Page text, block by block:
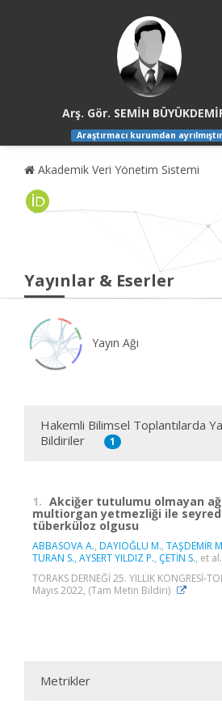
Arş. Gör. SEMİH
Araştırmacı kurumdan ayrılmıştır
Akademik Veri Yönetim Sistemi
Yayınlar & Eserler
Yayın Ağı
Hakemli Bilimsel Toplantılarda
Bildiriler
1
1. Akciğer tutulumu olmayan
multiorgan yetmezliği ile
tüberküloz olgusu
ABBASOVA A., DAYIOĞLU M., TAŞDEMİR
TURAN S., AYSERT YILDIZ P., ÇETİN S., et al.
TORAKS DERNEĞİ 25. YILLIK KONGRESİ-
Mayıs 2022, (Tam Metin Bildiri)
Metrikler